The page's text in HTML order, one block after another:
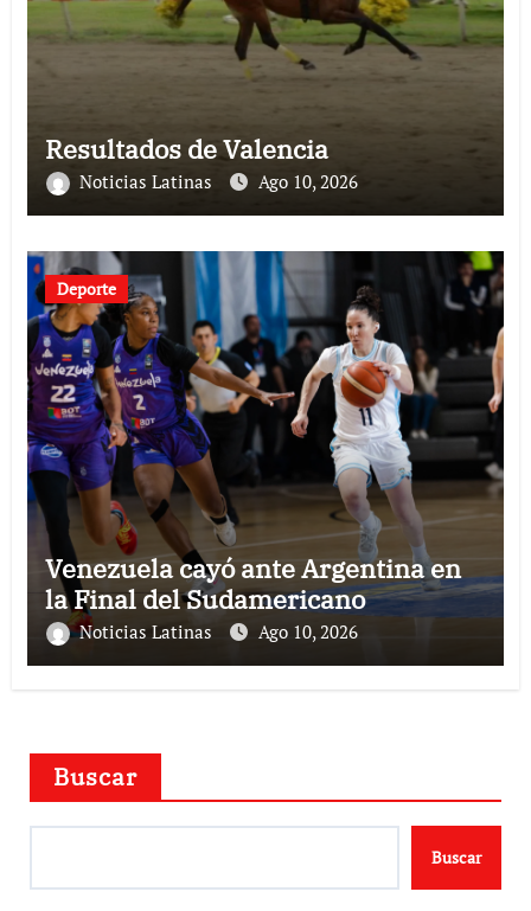
Resultados de Valencia
Noticias Latinas Ago 10, 2026
Deporte
Venezuela cayó ante Argentina en
la Final del Sudamericano
Noticias Latinas Ago 10, 2026
Buscar
Buscar